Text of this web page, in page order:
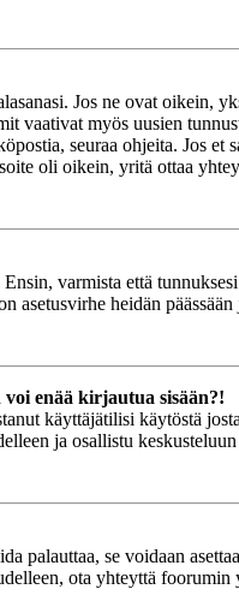
Jos ne ovat oikein,
vaativat myös uusien
seuraa ohjeita. Jos
oli oikein, yritä ottaa
varmista että
asetusvirhe heidän
enää kirjautua sisään?!
käyttäjätilisi käytöstä
ja osallistu
palauttaa, se voidaan
ota yhteyttä foorumin